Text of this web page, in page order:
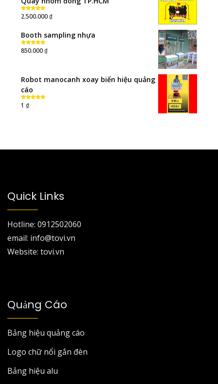
Rated5.00
out of 5
2.500.000₫
Booth sampling nhựa
Rated5.00
out of 5
850.000₫
Robot manocanh xoay biển hiệu quảng
cáo
Rated
out of 5
1 ₫
Quick Links
Hotline: 0912502060
email: info@tovi.vn
Website: tovi.vn
Quảng Cáo
Bảng hiệu quảng cáo
Logo chữ nổi gắn đèn
Bảng hiệu alu